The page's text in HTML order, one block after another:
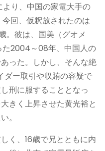
り、中国の家電大手の
回、仮釈放されたのは
。彼は、国美（グオメ
た2004～08年、中国人の
った。しかし、そんな絶
ー取引や収賄の容疑で
刑に服することとなっ
きく上昇させた黄光裕と
い。
く、16歳で兄とともに内